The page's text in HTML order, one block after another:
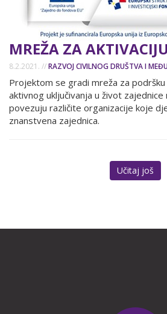
MREŽA ZA
8.2.2021. //RAZVOJ CIVILNOG DRUŠTVA I
Projektom se gradi mreža za
aktivnog uključivanja u život zajednice
povezuju različite organizacije koje
znanstvena zajednica.
Učitaj još